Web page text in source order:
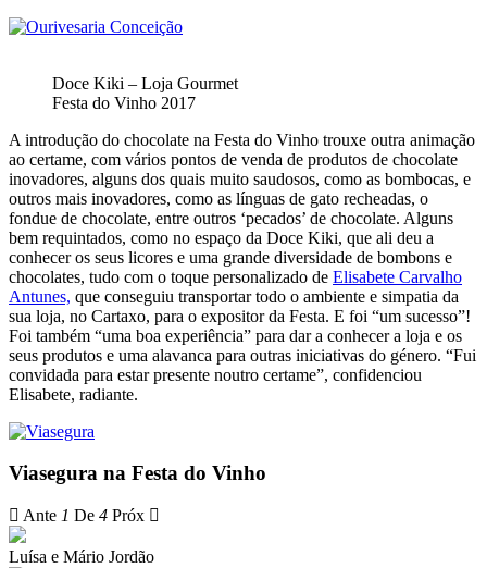
Doce Kiki – Loja Gourmet
Festa do Vinho 2017
A introdução do chocolate na Festa do Vinho trouxe outra animação
ao certame, com vários pontos de venda de produtos de chocolate
inovadores, alguns dos quais muito saudosos, como as bombocas, e
outros mais inovadores, como as línguas de gato recheadas, o
fondue de chocolate, entre outros ‘pecados’ de chocolate. Alguns
bem requintados, como no espaço da Doce Kiki, que ali deu a
conhecer os seus licores e uma grande diversidade de bombons e
chocolates, tudo com o toque personalizado de Elisabete Carvalho
Antunes, que conseguiu transportar todo o ambiente e simpatia da
sua loja, no Cartaxo, para o expositor da Festa. E foi “um sucesso”!
Foi também “uma boa experiência” para dar a conhecer a loja e os
seus produtos e uma alavanca para outras iniciativas do género. “Fui
convidada para estar presente noutro certame”, confidenciou
Elisabete, radiante.
Viasegura na Festa do Vinho
Ante 1 De 4 Próx
Luísa e Mário Jordão